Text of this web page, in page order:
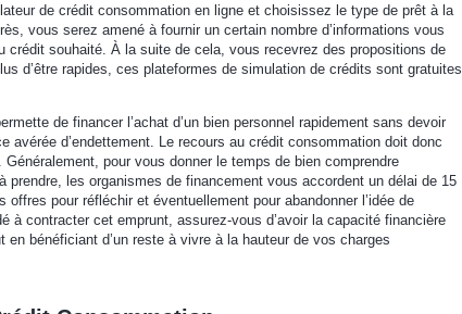
de crédit consommation en ligne et choisissez le type de prêt à la
vous serez amené à fournir un certain nombre d’informations vous
crédit souhaité. À la suite de cela, vous recevrez des propositions de
d’être rapides, ces plateformes de simulation de crédits sont gratuites
de financer l’achat d’un bien personnel rapidement sans devoir
avérée d’endettement. Le recours au crédit consommation doit donc
pour vous donner le temps de bien comprendre
prendre, les organismes de financement vous accordent un délai de 15
offres pour réfléchir et éventuellement pour abandonner l’idée de
à contracter cet emprunt, assurez-vous d’avoir la capacité financière
bénéficiant d’un reste à vivre à la hauteur de vos charges